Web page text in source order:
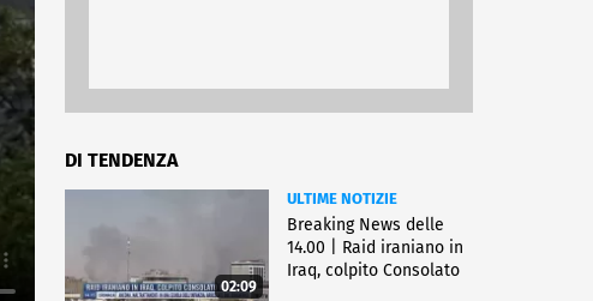
DI TENDENZA
02:09
ULTIME NOTIZIE
Breaking News delle
14.00 | Raid iraniano in
Iraq, colpito Consolato